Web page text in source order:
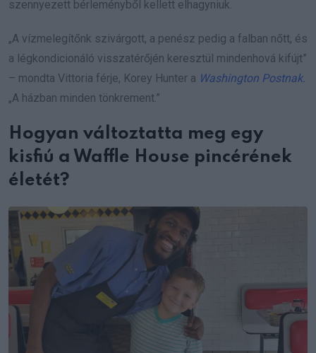
szennyezett bérleményből kellett elhagyniuk.
„A vízmelegítőnk szivárgott, a penész pedig a falban nőtt, és
a légkondicionáló visszatérőjén keresztül mindenhová kifújt”
– mondta Vittoria férje, Korey Hunter a Washington Postnak.
„A házban minden tönkrement.”
Hogyan változtatta meg egy
kisfiú a Waffle House pincérének
életét?